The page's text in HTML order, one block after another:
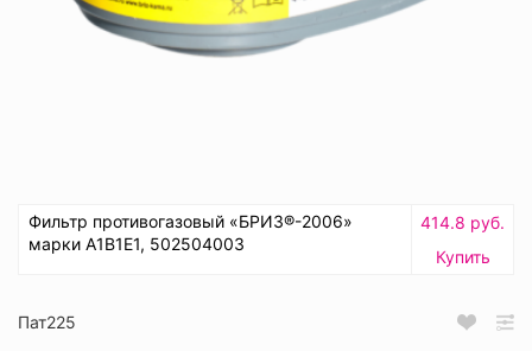
Фильтр противогазовый «БРИЗ®-2006»
марки A1B1E1, 502504003
414.8 руб.
Купить
Пат225